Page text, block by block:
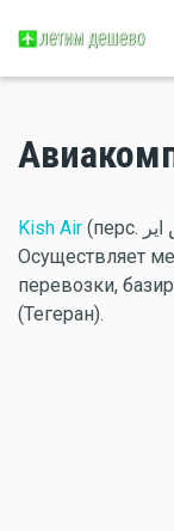
Kish Air (перс. کیش ایر‎) — авиакомпания из Ирана.
Осуществляет
перевозки,
(Тегеран).